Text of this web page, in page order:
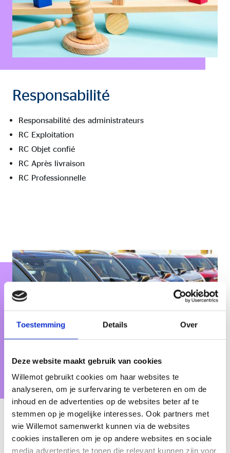
Toestemming Details Over
Deze website maakt gebruik van cookies
Willemot gebruikt cookies om haar websites te
analyseren, om je surfervaring te verbeteren en om de
inhoud en de advertenties op de websites beter af te
stemmen op je mogelijke interesses. Ook partners met
wie Willemot samenwerkt kunnen via de websites
cookies installeren om je op andere websites en sociale
media advertenties te tonen die relevant kunnen zijn voor
Responsabilité
Responsabilité des administrateurs
RC Exploitation
RC Objet confié
RC Après livraison
RC Professionnelle
Flotte
Assurance RC obligatoire